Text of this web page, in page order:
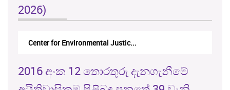
2026)
Center for Environmental Justic...
2016 අංක 12 තොරතුරු දැනගැනීමේ